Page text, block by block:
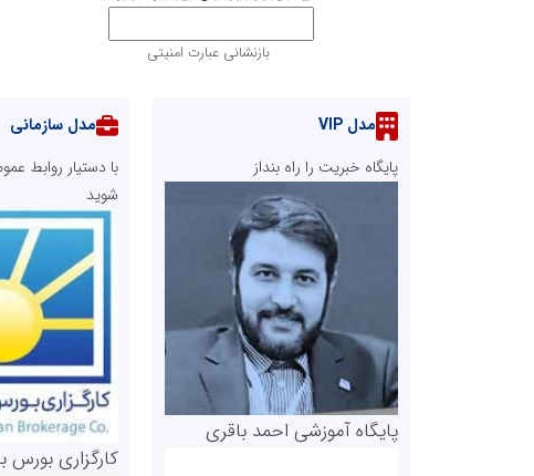
بازنشانی عبارت امنیتی
مدل VIP
پایگاه خبریت را راه بنداز
پایگاه آموزشی احمد باقری
مدل سازمانی
با دستیار روابط
شوید
کارگزاری بورس